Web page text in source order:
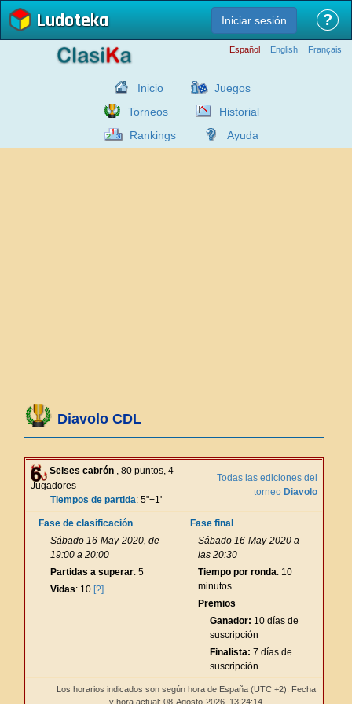
Ludoteka Iniciar sesión ?
Español English Français
Inicio
Juegos
Torneos
Historial
Rankings
Ayuda
Diavolo CDL
Seises cabrón , 80 puntos, 4
Jugadores
Tiempos de partida: 5"+1'
Todas las ediciones del
torneo Diavolo
Fase de clasificación
Sábado 16-May-2020, de
19:00 a 20:00
Partidas a superar: 5
Vidas: 10 [?]
Fase final
Sábado 16-May-2020 a
las 20:30
Tiempo por ronda: 10
minutos
Premios
Ganador: 10 días de
suscripción
Finalista: 7 días de
suscripción
Los horarios indicados son según hora de España (UTC +2). Fecha
y hora actual: 08-Agosto-2026, 13:24:15